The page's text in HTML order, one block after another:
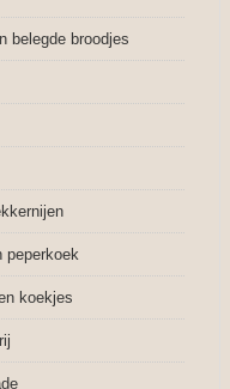
belegde broodjes
peperkoek
koekjes